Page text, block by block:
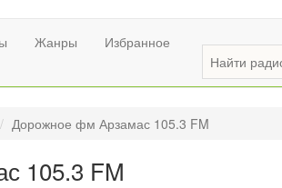
Жанры Избранное
Дорожное фм Арзамас 105.3 FM
105.3 FM